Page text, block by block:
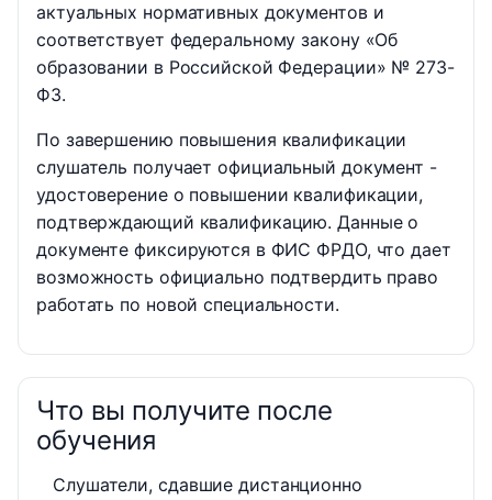
актуальных нормативных документов и
соответствует федеральному закону «Об
образовании в Российской Федерации» № 273-
ФЗ.
По завершению повышения квалификации
слушатель получает официальный документ -
удостоверение о повышении квалификации,
подтверждающий квалификацию. Данные о
документе фиксируются в ФИС ФРДО, что дает
возможность официально подтвердить право
работать по новой специальности.
Что вы получите после
обучения
Слушатели, сдавшие дистанционно